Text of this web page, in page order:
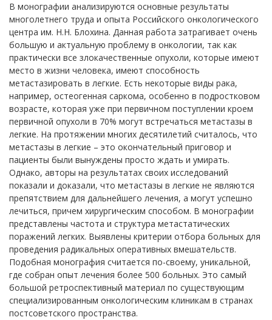
В монографии анализируются основные результаты
многолетнего труда и опыта Российского онкологического
центра им. Н.Н. Блохина. Данная работа затрагивает очень
большую и актуальную проблему в онкологии, так как
практически все злокачественные опухоли, которые имеют
место в жизни человека, имеют способность
метастазировать в легкие. Есть некоторые виды рака,
например, остеогенная саркома, особенно в подростковом
возрасте, которая уже при первичном поступлении кроем
первичной опухоли в 70% могут встречаться метастазы в
легкие. На протяжении многих десятилетий считалось, что
метастазы в легкие – это окончательный приговор и
пациенты были вынуждены просто ждать и умирать.
Однако, авторы на результатах своих исследований
показали и доказали, что метастазы в легкие не являются
препятствием для дальнейшего лечения, а могут успешно
лечиться, причем хирургическим способом. В монографии
представлены частота и структура метастатических
поражений легких. Выявлены критерии отбора больных для
проведения радикальных оперативных вмешательств.
Подобная монография считается по-своему, уникальной,
где собран опыт лечения более 500 больных. Это самый
большой ретроспективный материал по существующим
специализированным онкологическим клиникам в странах
постсоветского пространства.